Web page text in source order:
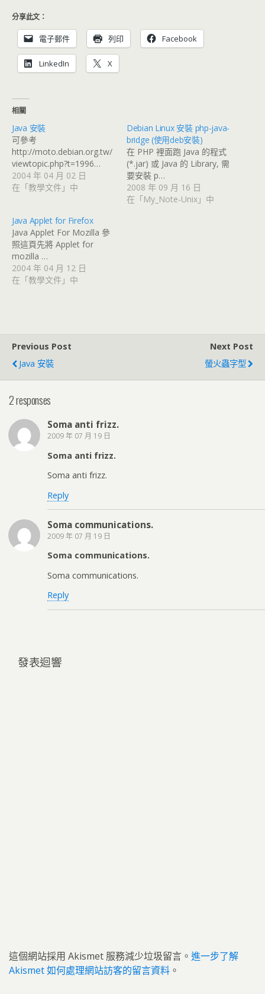
分享此文：
電子郵件 列印 Facebook
LinkedIn X
相關
Java 安裝
可參考
http://moto.debian.org.tw/
viewtopic.php?t=1996…
2004 年 04 月 02 日
在「教學文件」中
Debian Linux 安裝 php-java-
bridge (使用deb安裝)
在 PHP 裡面跑 Java 的程式
(*.jar) 或 Java 的 Library, 需
要安裝 p…
2008 年 09 月 16 日
在「My_Note-Unix」中
Java Applet for Firefox
Java Applet For Mozilla 參
照這頁先將 Applet for
mozilla …
2004 年 04 月 12 日
在「教學文件」中
Previous Post
Java 安裝
Next Post
螢火蟲字型
2 responses
Soma anti frizz.
2009 年 07 月 19 日
Soma anti frizz.
Soma anti frizz.
Reply
Soma communications.
2009 年 07 月 19 日
Soma communications.
Soma communications.
Reply
發表迴響
這個網站採用 Akismet 服務減少垃圾留言。 進一步了解
Akismet 如何處理網站訪客的留言資料 。